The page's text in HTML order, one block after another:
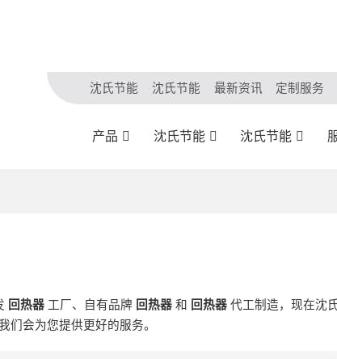
沈氏节能 沈氏节能 最新资讯 定制服务
产品 沈氏节能 沈氏节能
回热器工厂、自有品牌 回热器和 回热器代工制造，现在沈
们会为您提供更好的服务。